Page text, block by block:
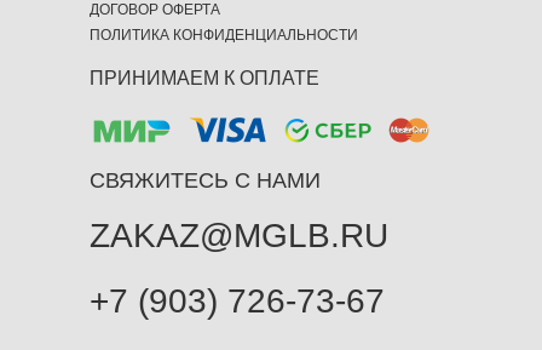
ПРИНИМАЕМ К ОПЛАТЕ
СВЯЖИТЕСЬ С НАМИ
+7 (903) 726-73-67
ZAKAZ@MGLB.RU
ДОГОВОР ОФЕРТА
ПОЛИТИКА КОНФИДЕНЦИАЛЬНОСТИ